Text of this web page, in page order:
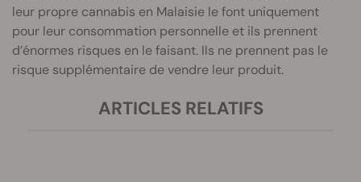
leur propre cannabis en Malaisie le font uniquement
pour leur consommation personnelle et ils prennent
d’énormes risques en le faisant. Ils ne prennent pas le
risque supplémentaire de vendre leur produit.
ARTICLES RELATIFS